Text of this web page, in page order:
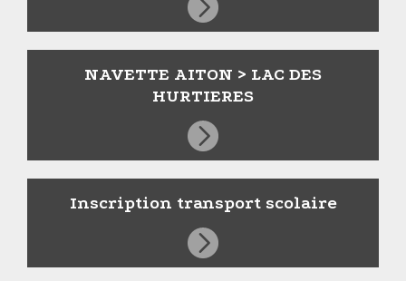
NAVETTE AITON > LAC DES
HURTIERES
Inscription transport scolaire